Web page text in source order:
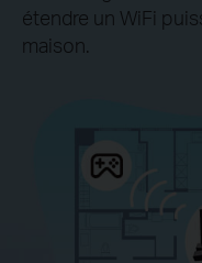
étendre un WiFi
maison.